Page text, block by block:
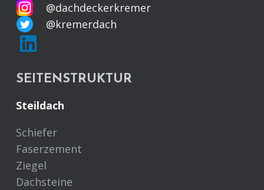
SEITENSTRUKTUR
Steildach
Schiefer
Faserzement
Ziegel
Dachsteine
@dachdeckerkremer
@kremerdach